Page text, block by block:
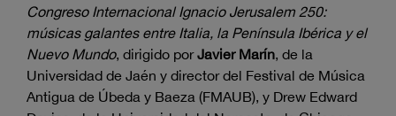
Congreso Internacional Ignacio Jerusalem 250:
músicas galantes entre Italia, la Península Ibérica y el
Nuevo Mundo, dirigido porJavier Marín, de la
Universidad de Jaén y director del Festival de Música
Antigua de Úbeda y Baeza (FMAUB), y Drew Edward